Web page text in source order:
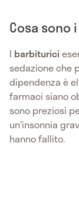
Cosa
I barbiturici
sedazione che
dipendenza è
farmaci siano
sono preziosi
un'insonnia
hanno fallito.